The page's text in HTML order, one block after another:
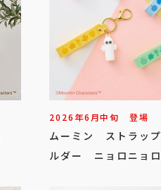
2026年6月中旬 登場
ムーミン ストラップ
ルダー ニョロニョロ